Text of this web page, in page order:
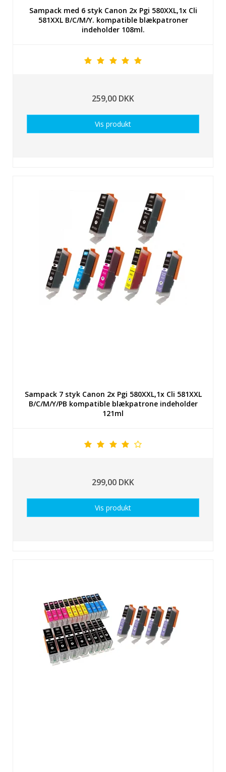
Sampack med 6 styk Canon 2x Pgi 580XXL,1x Cli
581XXL B/C/M/Y. kompatible blækpatroner
indeholder 108ml.
259,00 DKK
Vis produkt
Sampack 7 styk Canon 2x Pgi 580XXL,1x Cli 581XXL
B/C/M/Y/PB kompatible blækpatrone indeholder
121ml
299,00 DKK
Vis produkt